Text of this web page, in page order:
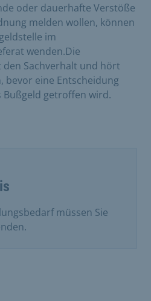
oder dauerhafte Verstöße
melden wollen, können
im
wenden.Die
Sachverhalt und hört
bevor eine Entscheidung
Bußgeld getroffen wird.
müssen Sie